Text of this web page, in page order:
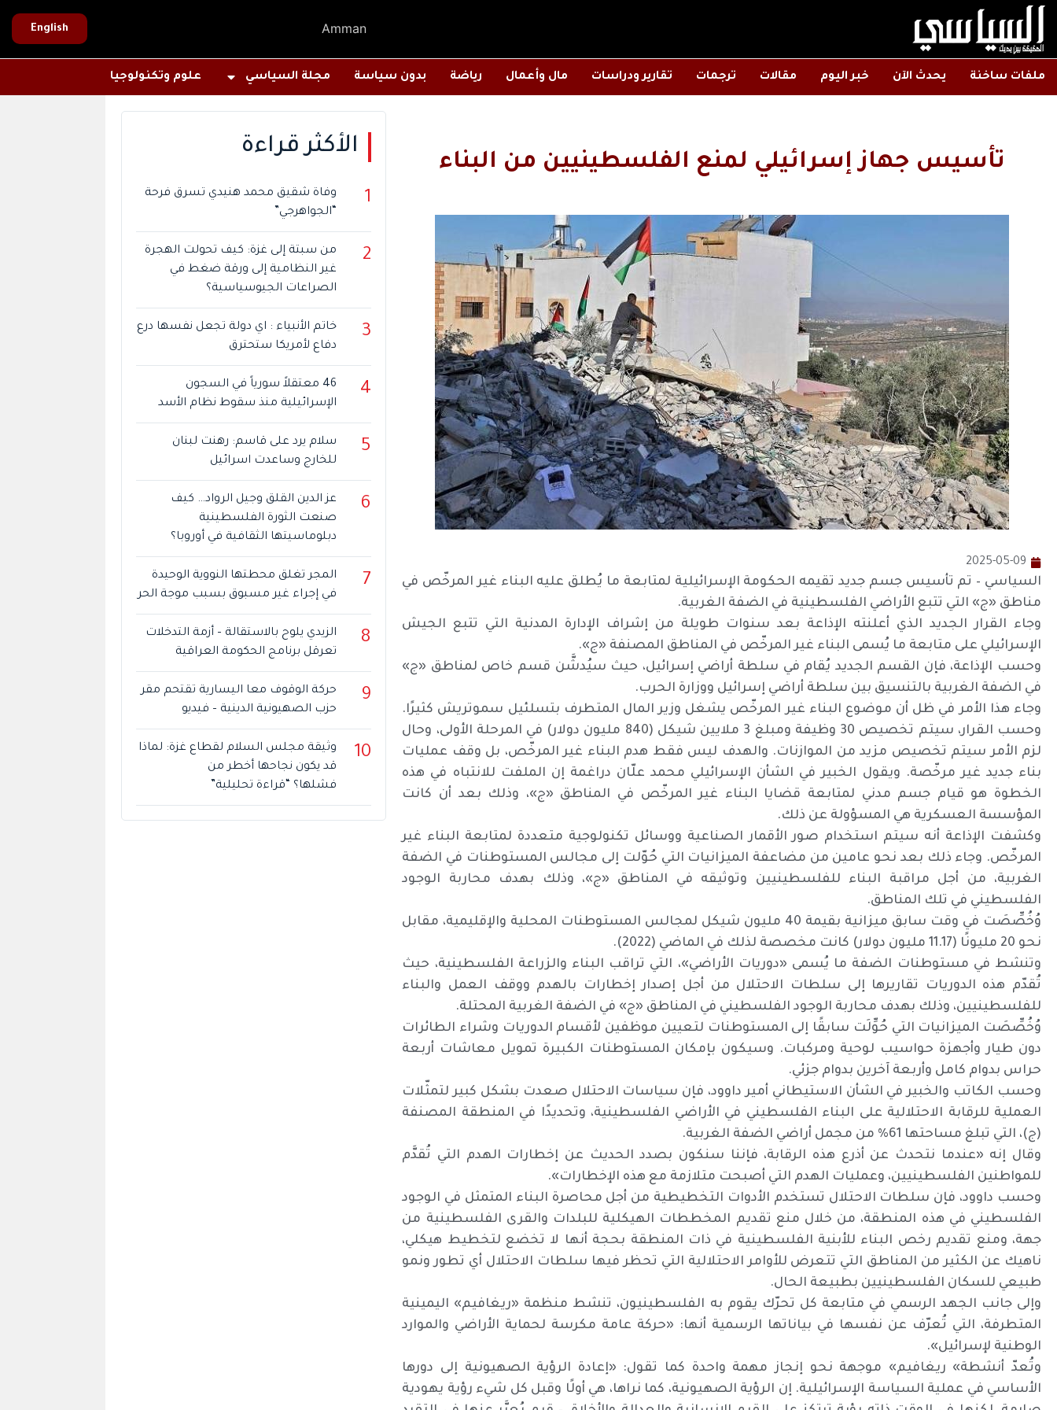
Amman
English
ملفات ساخنة يحدث الآن خبر اليوم مقالات ترجمات تقارير ودراسات مال وأعمال رياضة بدون سياسة مجلة السياسي علوم وتكنولوجيا
تأسيس جهاز إسرائيلي لمنع الفلسطينيين من البناء
2025-05-09
السياسي – تم تأسيس جسم جديد تقيمه الحكومة الإسرائيلية لمتابعة ما يُطلق عليه البناء غير المرخّص في
مناطق «ج» التي تتبع الأراضي الفلسطينية في الضفة الغربية.
وجاء القرار الجديد الذي أعلنته الإذاعة بعد سنوات طويلة من إشراف الإدارة المدنية التي تتبع الجيش
الإسرائيلي على متابعة ما يُسمى البناء غير المرخّص في المناطق المصنفة «ج».
وحسب الإذاعة، فإن القسم الجديد يُقام في سلطة أراضي إسرائيل، حيث سيُدشَّن قسم خاص لمناطق «ج»
في الضفة الغربية بالتنسيق بين سلطة أراضي إسرائيل ووزارة الحرب.
وجاء هذا الأمر في ظل أن موضوع البناء غير المرخّص يشغل وزير المال المتطرف بتسلئيل سموتريش كثيرًا.
وحسب القرار، سيتم تخصيص 30 وظيفة ومبلغ 3 ملايين شيكل (840 مليون دولار) في المرحلة الأولى، وحال
لزم الأمر سيتم تخصيص مزيد من الموازنات. والهدف ليس فقط هدم البناء غير المرخّص، بل وقف عمليات
بناء جديد غير مرخّصة. ويقول الخبير في الشأن الإسرائيلي محمد علّان دراغمة إن الملفت للانتباه في هذه
الخطوة هو قيام جسم مدني لمتابعة قضايا البناء غير المرخّص في المناطق «ج»، وذلك بعد أن كانت
المؤسسة العسكرية هي المسؤولة عن ذلك.
وكشفت الإذاعة أنه سيتم استخدام صور الأقمار الصناعية ووسائل تكنولوجية متعددة لمتابعة البناء غير
المرخّص. وجاء ذلك بعد نحو عامين من مضاعفة الميزانيات التي حُوّلت إلى مجالس المستوطنات في الضفة
الغربية، من أجل مراقبة البناء للفلسطينيين وتوثيقه في المناطق «ج»، وذلك بهدف محاربة الوجود
الفلسطيني في تلك المناطق.
وُخُصِّصَت في وقت سابق ميزانية بقيمة 40 مليون شيكل لمجالس المستوطنات المحلية والإقليمية، مقابل
نحو 20 مليونًا (11.17 مليون دولار) كانت مخصصة لذلك في الماضي (2022).
وتنشط في مستوطنات الضفة ما يُسمى «دوريات الأراضي»، التي تراقب البناء والزراعة الفلسطينية، حيث
تُقدّم هذه الدوريات تقاريرها إلى سلطات الاحتلال من أجل إصدار إخطارات بالهدم ووقف العمل والبناء
للفلسطينيين، وذلك بهدف محاربة الوجود الفلسطيني في المناطق «ج» في الضفة الغربية المحتلة.
وُخُصِّصَت الميزانيات التي حُوِّلَت سابقًا إلى المستوطنات لتعيين موظفين لأقسام الدوريات وشراء الطائرات
دون طيار وأجهزة حواسيب لوحية ومركبات. وسيكون بإمكان المستوطنات الكبيرة تمويل معاشات أربعة
حراس بدوام كامل وأربعة آخرين بدوام جزئي.
وحسب الكاتب والخبير في الشأن الاستيطاني أمير داوود، فإن سياسات الاحتلال صعدت بشكل كبير لتمثّلات
العملية للرقابة الاحتلالية على البناء الفلسطيني في الأراضي الفلسطينية، وتحديدًا في المنطقة المصنفة
(ج)، التي تبلغ مساحتها 61% من مجمل أراضي الضفة الغربية.
وقال إنه «عندما نتحدث عن أذرع هذه الرقابة، فإننا سنكون بصدد الحديث عن إخطارات الهدم التي تُقدَّم
للمواطنين الفلسطينيين، وعمليات الهدم التي أصبحت متلازمة مع هذه الإخطارات».
وحسب داوود، فإن سلطات الاحتلال تستخدم الأدوات التخطيطية من أجل محاصرة البناء المتمثل في الوجود
الفلسطيني في هذه المنطقة، من خلال منع تقديم المخططات الهيكلية للبلدات والقرى الفلسطينية من
جهة، ومنع تقديم رخص البناء للأبنية الفلسطينية في ذات المنطقة بحجة أنها لا تخضع لتخطيط هيكلي،
ناهيك عن الكثير من المناطق التي تتعرض للأوامر الاحتلالية التي تحظر فيها سلطات الاحتلال أي تطور ونمو
طبيعي للسكان الفلسطينيين بطبيعة الحال.
وإلى جانب الجهد الرسمي في متابعة كل تحرّك يقوم به الفلسطينيون، تنشط منظمة «ريغافيم» اليمينية
المتطرفة، التي تُعرّف عن نفسها في بياناتها الرسمية أنها: «حركة عامة مكرسة لحماية الأراضي والموارد
الوطنية لإسرائيل».
وتُعدّ أنشطة» ريغافيم» موجهة نحو إنجاز مهمة واحدة كما تقول: «إعادة الرؤية الصهيونية إلى دورها
الأساسي في عملية السياسة الإسرائيلية. إن الرؤية الصهيونية، كما نراها، هي أولًا وقبل كل شيء رؤية يهودية
الأكثر قراءة
1
وفاة شقيق محمد هنيدي تسرق فرحة
“الجواهرجي”
2
من سبتة إلى غزة: كيف تحولت الهجرة
غير النظامية إلى ورقة ضغط في
الصراعات الجيوسياسية؟
3
خاتم الأنبياء : اي دولة تجعل نفسها درع
دفاع لأمريكا ستحترق
4
46 معتقلاً سورياً في السجون
الإسرائيلية منذ سقوط نظام الأسد
5
سلام يرد على قاسم: رهنت لبنان
للخارج وساعدت اسرائيل
6
عز الدين القلق وجيل الرواد… كيف
صنعت الثورة الفلسطينية
دبلوماسيتها الثقافية في أوروبا؟
7
المجر تغلق محطتها النووية الوحيدة
في إجراء غير مسبوق بسبب موجة الحر
8
الزيدي يلوح بالاستقالة – أزمة التدخلات
تعرقل برنامج الحكومة العراقية
9
حركة الوقوف معا اليسارية تقتحم مقر
حزب الصهيونية الدينية – فيديو
10
وثيقة مجلس السلام لقطاع غزة: لماذا
قد يكون نجاحها أخطر من
فشلها؟ “قراءة تحليلية”